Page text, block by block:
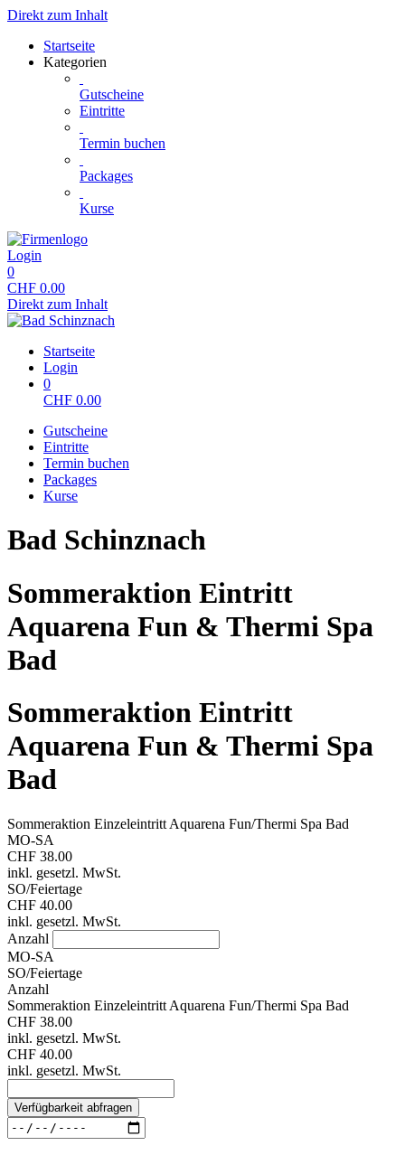
Direkt zum Inhalt
Startseite
Kategorien
Gutscheine
Eintritte
Termin buchen
Packages
Kurse
Login
0
CHF 0.00
Direkt zum Inhalt
Startseite
Login
0
CHF 0.00
Gutscheine
Eintritte
Termin buchen
Packages
Kurse
Bad Schinznach
Sommeraktion Eintritt
Aquarena Fun & Thermi Spa
Bad
Sommeraktion Eintritt
Aquarena Fun & Thermi Spa
Bad
Sommeraktion Einzeleintritt Aquarena Fun/Thermi Spa Bad
MO-SA
CHF 38.00
inkl. gesetzl. MwSt.
SO/Feiertage
CHF 40.00
inkl. gesetzl. MwSt.
Anzahl
MO-SA
SO/Feiertage
Anzahl
Sommeraktion Einzeleintritt Aquarena Fun/Thermi Spa Bad
CHF 38.00
inkl. gesetzl. MwSt.
CHF 40.00
inkl. gesetzl. MwSt.
Verfügbarkeit abfragen